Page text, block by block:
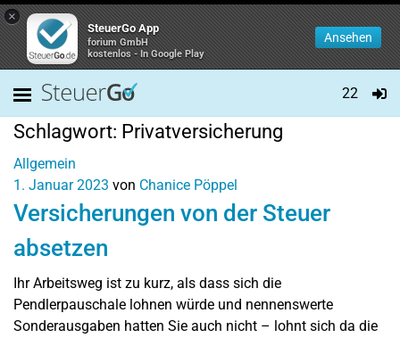
×
SteuerGo App
forium GmbH
kostenlos - In Google Play
Ansehen
22
Schlagwort: Privatversicherung
Allgemein
1. Januar 2023 von Chanice Pöppel
Versicherungen von der Steuer
absetzen
Ihr Arbeitsweg ist zu kurz, als dass sich die
Pendlerpauschale lohnen würde und nennenswerte
Sonderausgaben hatten Sie auch nicht – lohnt sich da die